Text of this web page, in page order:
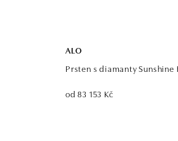
ALO
Prsten s diamanty Sunshine
od 83 153 Kč